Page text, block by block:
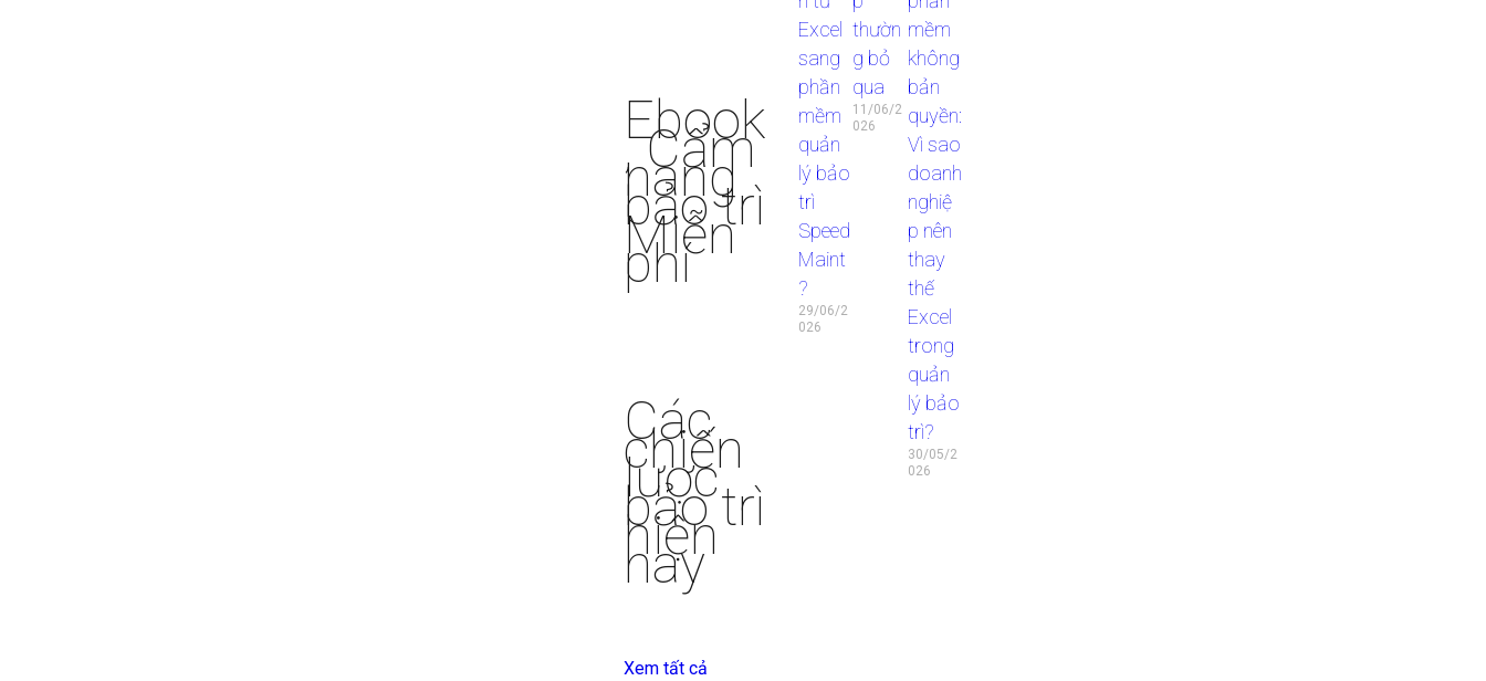
Ebook
, Cẩm
nang
bảo trì
Miễn
phí
Các
chiến
lược
bảo trì
hiện
nay
Xem tất cả
Excel
sang
phần
mềm
quản
lý bảo
trì
Speed
Maint
?
29/06/2
026
thườn
g bỏ
qua
11/06/2
026
mềm
không
bản
quyền:
Vì sao
doanh
nghiệ
p nên
thay
thế
Excel
trong
quản
lý bảo
trì?
30/05/2
026